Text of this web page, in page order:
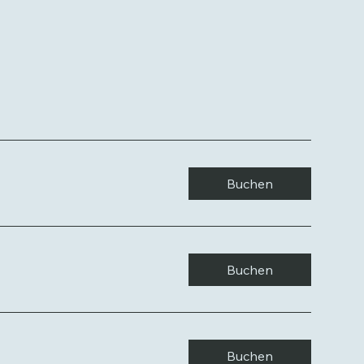
Buchen
Buchen
Buchen